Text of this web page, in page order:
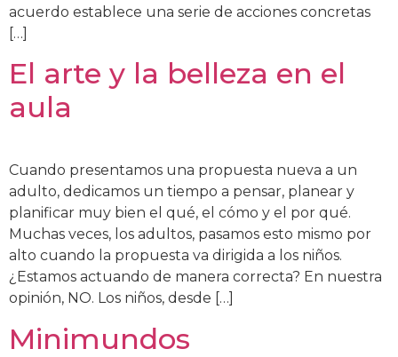
acuerdo establece una serie de acciones concretas
[…]
El arte y la belleza en el
aula
Cuando presentamos una propuesta nueva a un
adulto, dedicamos un tiempo a pensar, planear y
planificar muy bien el qué, el cómo y el por qué.
Muchas veces, los adultos, pasamos esto mismo por
alto cuando la propuesta va dirigida a los niños.
¿Estamos actuando de manera correcta? En nuestra
opinión, NO. Los niños, desde […]
Minimundos